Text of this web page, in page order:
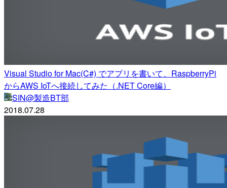
Visual Studio for Mac(C#) でアプリを書いて、RaspberryPi
からAWS IoTへ接続してみた（.NET Core編）
SIN@製造BT部
2018.07.28